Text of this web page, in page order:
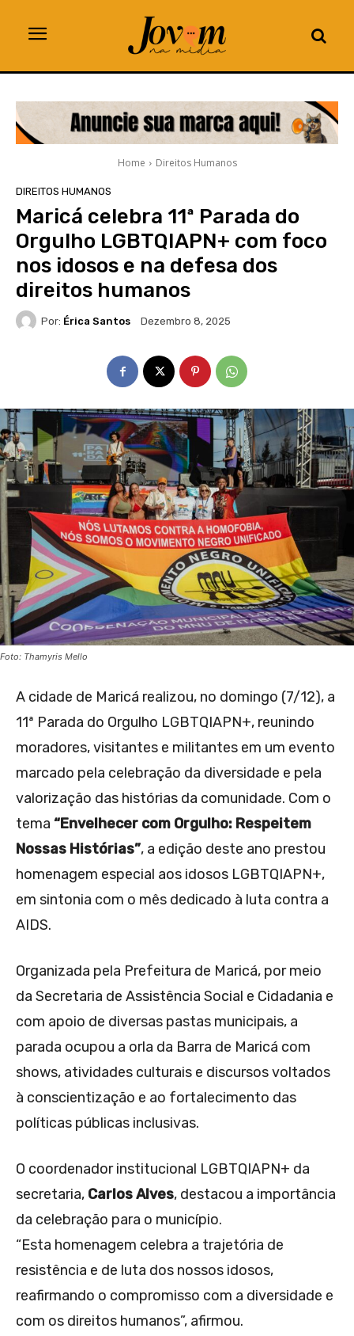
Home Direitos Humanos
DIREITOS HUMANOS
Maricá celebra 11ª Parada do
Orgulho LGBTQIAPN+ com foco
nos idosos e na defesa dos
direitos humanos
Por: Érica Santos Dezembro 8, 2025
Foto: Thamyris Mello
A cidade de Maricá realizou, no domingo (7/12), a
11ª Parada do Orgulho LGBTQIAPN+, reunindo
moradores, visitantes e militantes em um evento
marcado pela celebração da diversidade e pela
valorização das histórias da comunidade. Com o
tema “Envelhecer com Orgulho: Respeitem
Nossas Histórias”, a edição deste ano prestou
homenagem especial aos idosos LGBTQIAPN+,
em sintonia com o mês dedicado à luta contra a
AIDS.
Organizada pela Prefeitura de Maricá, por meio
da Secretaria de Assistência Social e Cidadania e
com apoio de diversas pastas municipais, a
parada ocupou a orla da Barra de Maricá com
shows, atividades culturais e discursos voltados
à conscientização e ao fortalecimento das
políticas públicas inclusivas.
O coordenador institucional LGBTQIAPN+ da
secretaria, Carlos Alves, destacou a importância
da celebração para o município.
“Esta homenagem celebra a trajetória de
resistência e de luta dos nossos idosos,
reafirmando o compromisso com a diversidade e
com os direitos humanos”, afirmou.